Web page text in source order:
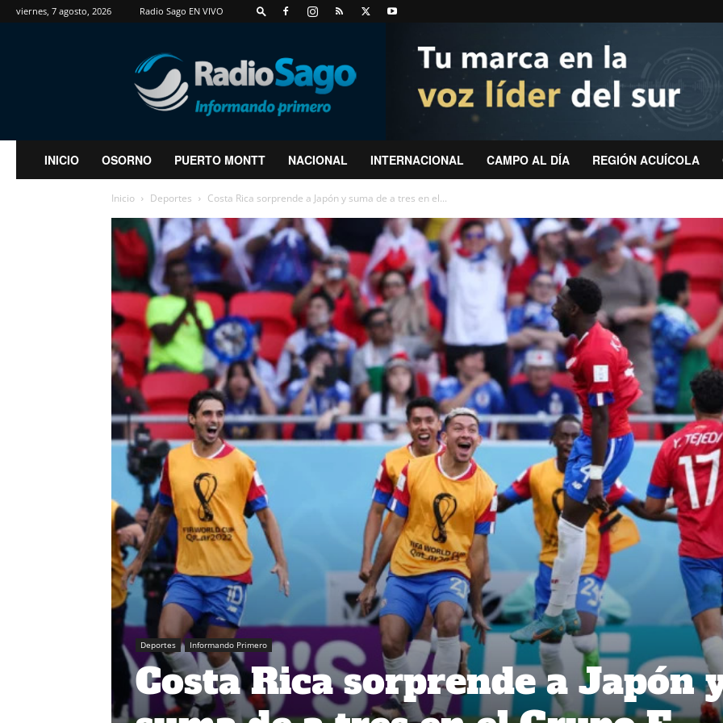
viernes, 7 agosto, 2026 Radio Sago EN VIVO
RadioSago
INICIO OSORNO PUERTO MONTT NACIONAL INTERNACIONAL CAMPO AL DÍA REGIÓN ACUÍCOLA
Inicio Deportes Costa Rica sorprende a Japón y suma de a tres en el...
Deportes Informando Primero
Costa Rica sorprende a Japón